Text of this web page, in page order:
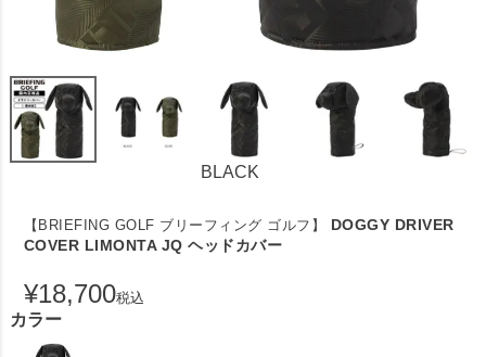
BLACK
【BRIEFING GOLF ブリーフィング ゴルフ】
DOGGY DRIVER
COVER LIMONTA JQ ヘッドカバー
¥18,700税込
カラー